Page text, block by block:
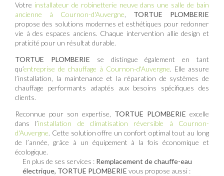
Votre installateur de robinetterie neuve dans une salle de bain
ancienne à Cournon-d'Auvergne
TORTUE PLOMBERIE
propose des solutions modernes et esthétiques pour redonner
vie à des espaces anciens. Chaque intervention allie design et
praticité pour un résultat durable.
TORTUE PLOMBERIE se distingue également en tant
qu’entreprise de chauffage à Cournon-d'Auvergne. Elle assure
l’installation, la maintenance et la réparation de systèmes de
chauffage performants adaptés aux besoins spécifiques des
clients.
Reconnue pour son expertise, TORTUE PLOMBERIE excelle
dans l’installation de climatisation réversible à Cournon-
d'Auvergne. Cette solution offre un confort optimal tout au long
de l’année, grâce à un équipement à la fois économique et
écologique.
En plus de ses services : Remplacement de chauffe-eau
électrique, TORTUE PLOMBERIE vous propose aussi :